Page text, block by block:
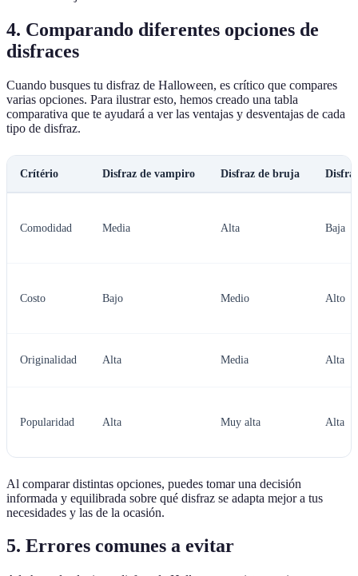
4. Comparando diferentes opciones de
disfraces
Cuando busques tu disfraz de Halloween, es crítico que compares
varias opciones. Para ilustrar esto, hemos creado una tabla
comparativa que te ayudará a ver las ventajas y desventajas de cada
tipo de disfraz.
Crítério Disfraz de vampiro Disfraz de bruja
Comodidad Media Alta Baja
Costo Bajo Medio Alto
Originalidad Alta Media Alta
Popularidad Alta Muy alta Alta
Al comparar distintas opciones, puedes tomar una decisión
informada y equilibrada sobre qué disfraz se adapta mejor a tus
necesidades y las de la ocasión.
5. Errores comunes a evitar